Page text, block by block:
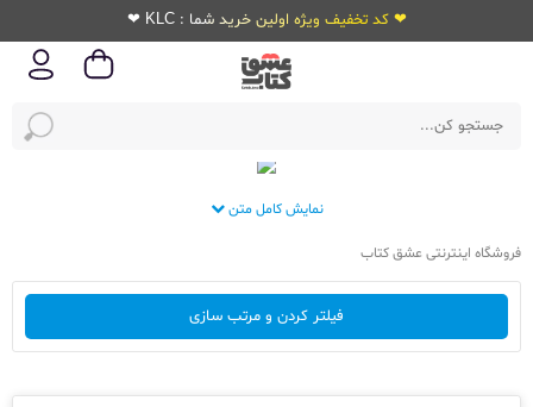
❤ کد تخفیف ویژه اولین خرید شما : KLC ❤
نمایش کامل متن
فروشگاه اینترنتی عشق کتاب
فیلتر کردن و مرتب سازی